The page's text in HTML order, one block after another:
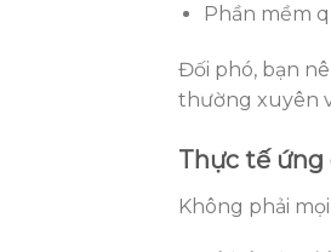
Phần mềm
Đối phó, bạn
thường xuyên
Thực tế ứng
Không phải